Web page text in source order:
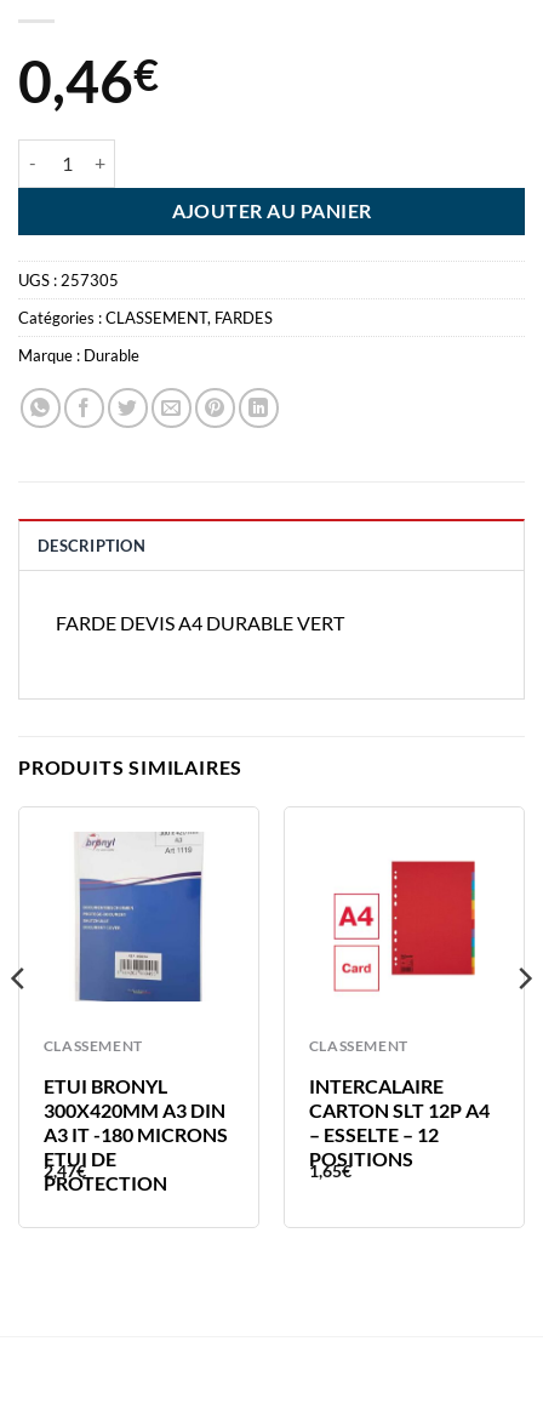
0,46€
AJOUTER AU PANIER
UGS : 257305
Catégories :CLASSEMENT, FARDES
Marque : Durable
DESCRIPTION
FARDE DEVIS A4 DURABLE VERT
PRODUITS SIMILAIRES
CLASSEMENT
ETUI BRONYL
300X420MM A3 DIN
A3 IT -180 MICRONS
ETUI DE
PROTECTION
2,47€
CLASSEMENT
INTERCALAIRE
CARTON SLT 12P A4
– ESSELTE – 12
POSITIONS
1,65€